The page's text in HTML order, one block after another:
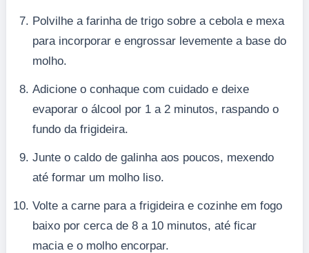
Polvilhe a farinha de trigo sobre a cebola e mexa
para incorporar e engrossar levemente a base do
molho.
Adicione o conhaque com cuidado e deixe
evaporar o álcool por 1 a 2 minutos, raspando o
fundo da frigideira.
Junte o caldo de galinha aos poucos, mexendo
até formar um molho liso.
Volte a carne para a frigideira e cozinhe em fogo
baixo por cerca de 8 a 10 minutos, até ficar
macia e o molho encorpar.